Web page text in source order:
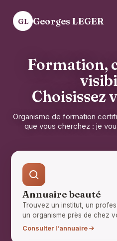
GL Georges LEGER
Formation,
Choisissez
Organisme de formation
que vous cherchez : je
Annuaire beauté
Trouvez un institut, un
un organisme près de chez
Consulter l'annuaire